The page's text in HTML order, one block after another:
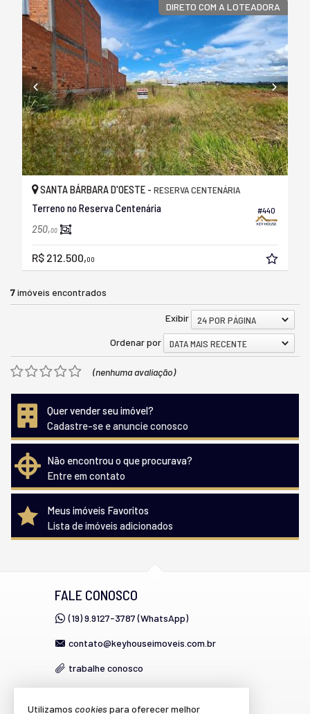
DIRETO COM A LOTEADORA
#440
SANTA BÁRBARA D'OESTE - RESERVA CENTENÁRIA
Terreno no Reserva Centenária
250,00
R$ 212.500,00
7imóveis encontrados
Exibir
24 POR PÁGINA
Ordenar por
DATA MAIS RECENTE
(nenhuma avaliação)
Quer vender seu imóvel?
Cadastre-se e anuncie conosco
Não encontrou o que procurava?
Entre em contato
Meus imóveis Favoritos
Lista de imóveis adicionados
FALE CONOSCO
(19) 9.9127-3787 (WhatsApp)
contato@keyhouseimoveis.com.br
trabalhe conosco
Utilizamos cookiespara oferecer melhor